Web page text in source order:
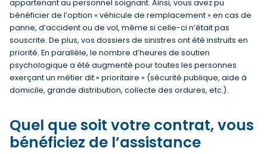
appartenant au personnel soignant. Ainsi, vous avez pu
bénéficier de l’option « véhicule de remplacement » en cas de
panne, d’accident ou de vol, même si celle-ci n’était pas
souscrite. De plus, vos dossiers de sinistres ont été instruits en
priorité. En parallèle, le nombre d’heures de soutien
psychologique a été augmenté pour toutes les personnes
exerçant un métier dit « prioritaire » (sécurité publique, aide à
domicile, grande distribution, collecte des ordures, etc.).
Quel que soit votre contrat, vous
bénéficiez de l’assistance